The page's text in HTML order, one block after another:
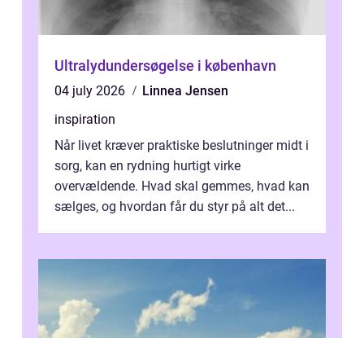
Ultralydundersøgelse i københavn
04 july 2026
Linnea Jensen
inspiration
Når livet kræver praktiske beslutninger midt i
sorg, kan en rydning hurtigt virke
overvældende. Hvad skal gemmes, hvad kan
sælges, og hvordan får du styr på alt det...